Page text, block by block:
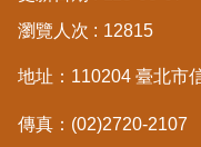
瀏覽人次
12815
地址：110204 臺北市
傳真：(02)2720-2107